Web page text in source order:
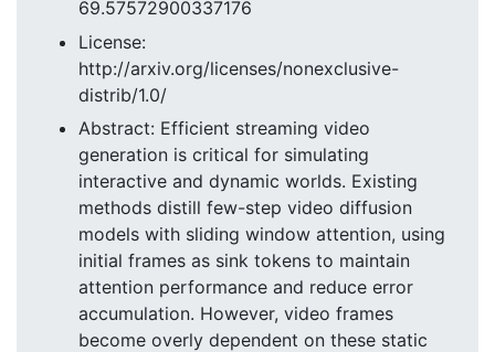
69.57572900337176
License:
http://arxiv.org/licenses/nonexclusive-
distrib/1.0/
Abstract: Efficient streaming video
generation is critical for simulating
interactive and dynamic worlds. Existing
methods distill few-step video diffusion
models with sliding window attention, using
initial frames as sink tokens to maintain
attention performance and reduce error
accumulation. However, video frames
become overly dependent on these static